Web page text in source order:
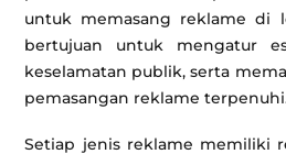
untuk memasang reklame di
bertujuan untuk mengatur
keselamatan publik, serta
pemasangan reklame
Setiap jenis reklame memiliki